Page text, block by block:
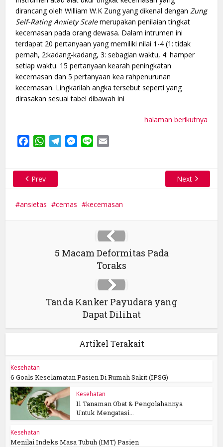
dirancang oleh William W.K Zung yang dikenal denganZung
Self-Rating Anxiety Scalemerupakan penilaian tingkat
kecemasan pada orang dewasa. Dalam intrumen ini
terdapat 20 pertanyaan yang memiliki nilai 1-4 (1: tidak
pernah, 2:kadang-kadang, 3: sebagian waktu, 4: hamper
setiap waktu. 15 pertanyaan kearah peningkatan
kecemasan dan 5 pertanyaan kea rahpenurunan
kecemasan. Lingkarilah angka tersebut seperti yang
dirasakan sesuai tabel dibawah ini
halaman berikutnya
FacebookWhatsApp
TelegramMessenger
Line
Prev Next
ansietas cemas kecemasan
5 Macam Deformitas Pada
Toraks
Tanda Kanker Payudara yang
Dapat Dilihat
Artikel Terakait
Kesehatan
6 Goals Keselamatan Pasien Di Rumah Sakit (IPSG)
Kesehatan
11 Tanaman Obat & Pengolahannya
Untuk Mengatasi...
Kesehatan
Menilai Indeks Masa Tubuh (IMT) Pasien